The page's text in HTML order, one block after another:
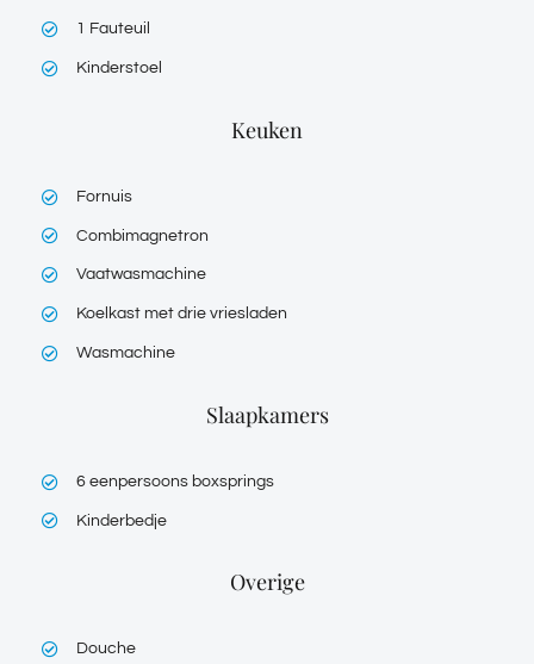
1 Fauteuil
Kinderstoel
Keuken
Fornuis
Combimagnetron
Vaatwasmachine
Koelkast met drie vriesladen
Wasmachine
Slaapkamers
6 eenpersoons boxsprings
Kinderbedje
Overige
Douche